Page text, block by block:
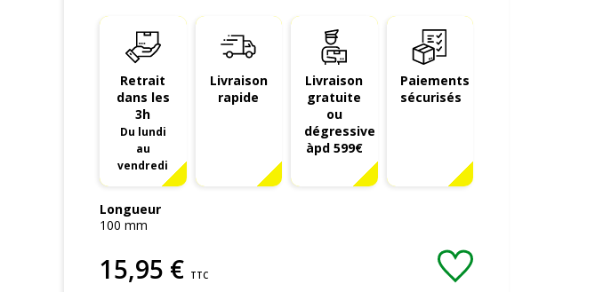
Retrait
dans les
3h
Du lundi
au
vendredi
Livraison
rapide
Livraison
gratuite
ou
dégressive
àpd 599€
Paiements
sécurisés
Longueur
100 mm
15,95 € TTC